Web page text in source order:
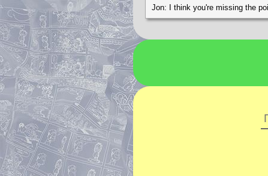
Jon: I think you're missing the